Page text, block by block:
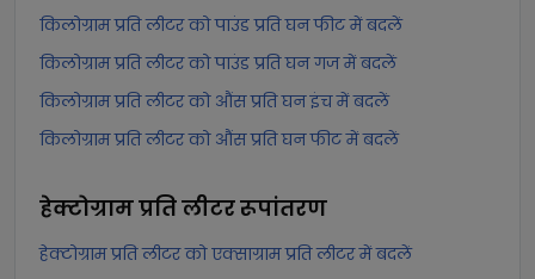
किलोग्राम प्रति लीटर को पाउंड प्रति घन फीट में बदलें
किलोग्राम प्रति लीटर को पाउंड प्रति घन गज में बदलें
किलोग्राम प्रति लीटर को औंस प्रति घन इंच में बदलें
किलोग्राम प्रति लीटर को औंस प्रति घन फीट में बदलें
हेक्टोग्राम प्रति लीटररूपांतरण
हेक्टोग्राम प्रति लीटर को एक्साग्राम प्रति लीटर में बदलें